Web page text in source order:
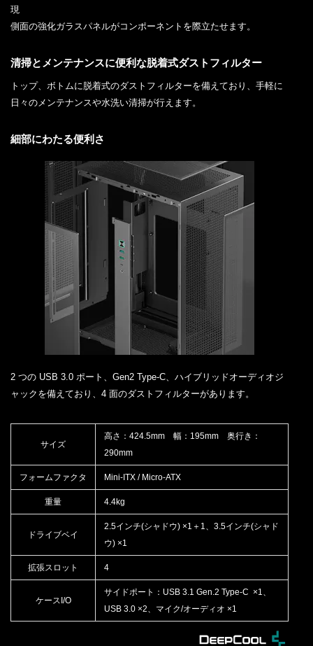
現
側面の強化ガラスパネルがコンポーネントを際立たせます。
清掃とメンテナンスに便利な脱着式ダストフィルター
トップ、ボトムに脱着式のダストフィルターを備えており、手軽に
日々のメンテナンスや水洗い清掃が行えます。
細部にわたる便利さ
2 つの USB 3.0 ポート、Gen2 Type-C、ハイブリッドオーディオジ
ャックを備えており、4 面のダストフィルターがあります。
サイズ
高さ：424.5mm 幅：195mm 奥行き：
290mm
フォームファクタ Mini-ITX / Micro-ATX
重量 4.4kg
ドライブベイ
2.5インチ(シャドウ) ×1＋1、3.5インチ(シャド
ウ) ×1
拡張スロット 4
ケースI/O
サイドポート：USB 3.1 Gen.2 Type-C ×1、
USB 3.0 ×2、マイク/オーディオ ×1